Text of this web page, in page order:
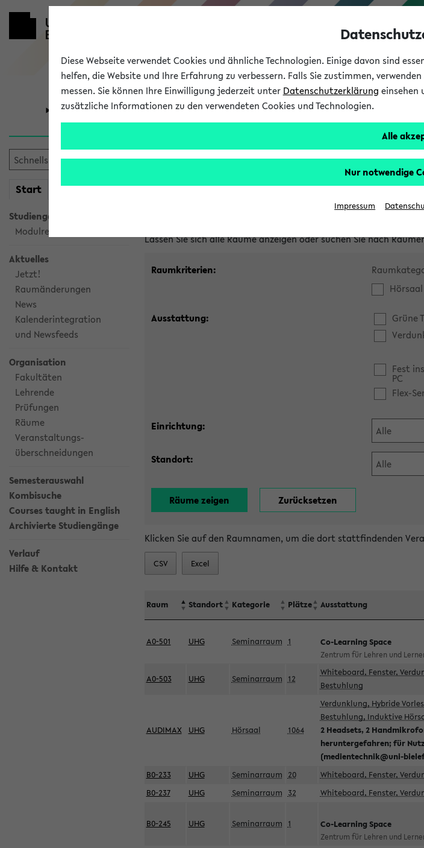
Universität Forschung Studium
Start meineKVV
Studiengangsauswahl
Modulrecherche
Aktuelles
Jetzt!
Raumänderungen
News
Kalenderintegration
und Newsfeeds
Organisation
Fakultäten
Lehrende
Prüfungen
Räume
Veranstaltungs-
überschneidungen
Semesterauswahl
Kombisuche
Courses taught in English
Archivierte Studiengänge
Verlauf
Hilfe & Kontakt
Im eKVV verwaltete Räume
Lassen Sie sich alle Räume anzeigen oder suchen Sie nach
Raumkriterien:
Hörsaal
Ausstattung: Grüne
Fest
PC
Flex-
Einrichtung:
Standort:
Klicken Sie auf den Raumnamen, um die dort stattfindenden
CSV Excel
Raum Standort Kategorie Plätze Ausstattung
A0-501 UHG Seminarraum 1 Co-Learning Space
Zentrum für Lehren und
A0-503 UHG Seminarraum 12
Whiteboard, Fenster,
Bestuhlung
AUDIMAX UHG Hörsaal 1064
Verdunklung, Hybride
Bestuhlung, Induktive
2 Headsets, 2
heruntergefahren; für
(medientechnik@uni-
B0-233 UHG Seminarraum 20 Whiteboard, Fenster,
B0-237
UHG Seminarraum 32 Whiteboard, Fenster,
B0-245 UHG Seminarraum 1 Co-Learning Space
Zentrum für Lehren und
Diese Webseite verwendet Cookies und ähnliche Technologien. Einige davon sind
helfen, die Website und Ihre Erfahrung zu verbessern. Falls Sie zustimmen,
messen. Sie können Ihre Einwilligung jederzeit unter Datenschutzerklärung einsehen
zusätzliche Informationen zu den verwendeten Cookies und Technologien.
Alle
Nur notwendige
Impressum